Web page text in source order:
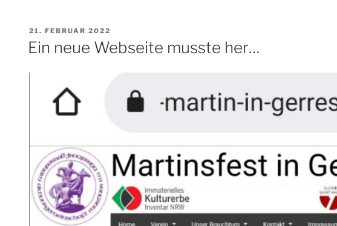
VERÖFFENTLICHT
AM
21. FEBRUAR 2022
Ein neue Webseite musste her…